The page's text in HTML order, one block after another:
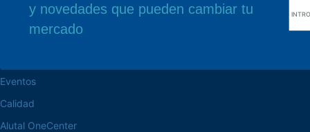
y novedades que pueden cambiar tu
mercado
navegue por el sitio web
Acerca de la Alutal
Eventos
Calidad
Alutal OneCenter
Nuestra sede